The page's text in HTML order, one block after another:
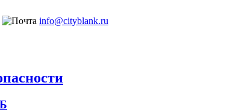
info@cityblank.ru